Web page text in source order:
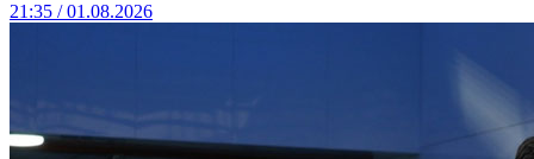
21:35 / 01.08.2026